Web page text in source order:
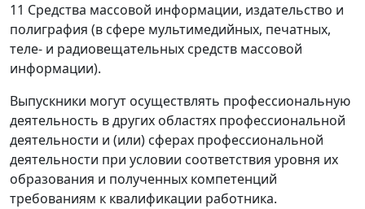
11 Средства массовой информации, издательство и
полиграфия (в сфере мультимедийных, печатных,
теле- и радиовещательных средств массовой
информации).
Выпускники могут осуществлять профессиональную
деятельность в других областях профессиональной
деятельности и (или) сферах профессиональной
деятельности при условии соответствия уровня их
образования и полученных компетенций
требованиям к квалификации работника.